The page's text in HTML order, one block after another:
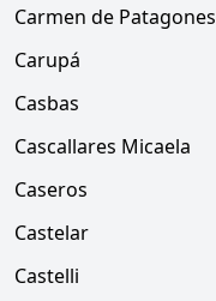
Carmen de Patagones
Carupá
Casbas
Cascallares Micaela
Caseros
Castelar
Castelli